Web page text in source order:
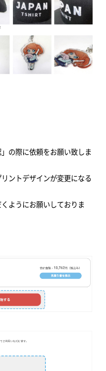
の際に依頼をお願い致しま
ントデザインが変更になる
ようにお願いしておりま